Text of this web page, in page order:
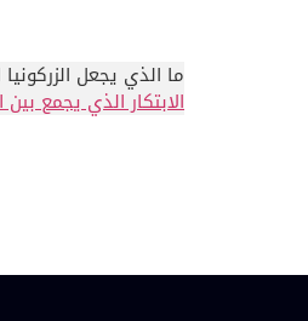
ما الذي يجعل
الابتكار الذي يجمع